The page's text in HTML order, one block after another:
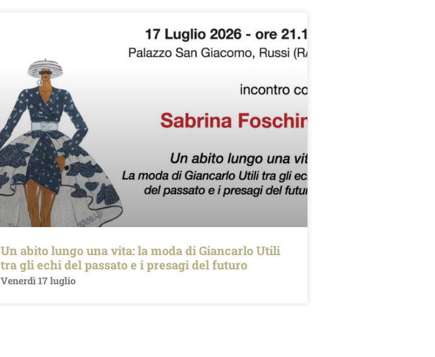
Un abito lungo una vita: la moda di Giancarlo Utili
tra gli echi del passato e i presagi del futuro
Venerdì 17 luglio